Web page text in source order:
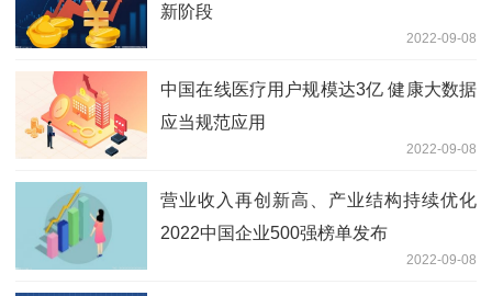
新阶段
2022-09-08
中国在线医疗用户规模达3亿 健康大数据
应当规范应用
2022-09-08
营业收入再创新高、产业结构持续优化
2022中国企业500强榜单发布
2022-09-08